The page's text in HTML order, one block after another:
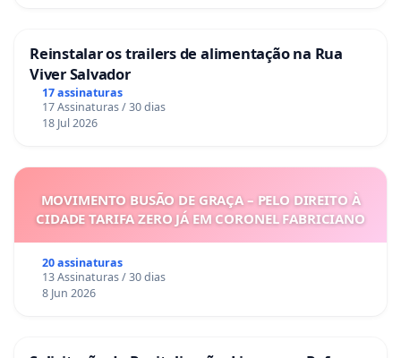
Reinstalar os trailers de alimentação na Rua
Viver Salvador
17 assinaturas
17 Assinaturas / 30 dias
18 Jul 2026
MOVIMENTO BUSÃO DE GRAÇA – PELO DIREITO À
CIDADE TARIFA ZERO JÁ EM CORONEL FABRICIANO
20 assinaturas
13 Assinaturas / 30 dias
8 Jun 2026